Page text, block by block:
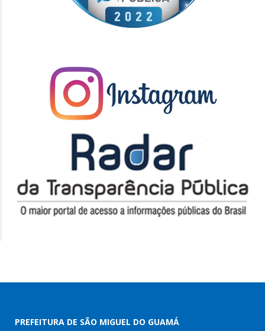
PREFEITURA DE SÃO MIGUEL DO GUAMÁ